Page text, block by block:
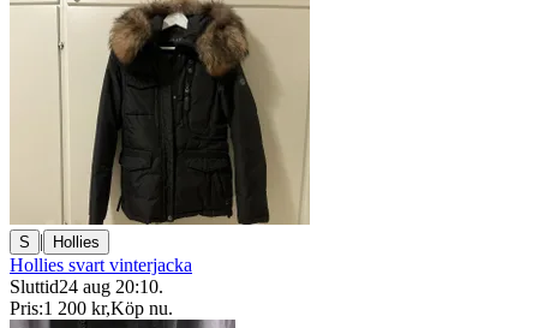
S | Hollies
Hollies svart vinterjacka
Sluttid24 aug 20:10.
Pris:1 200 kr,Köp nu.